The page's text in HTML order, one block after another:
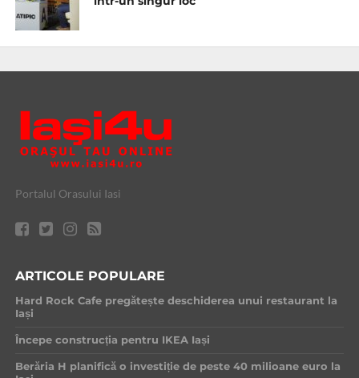
Portalul Orasului Iasi
ARTICOLE POPULARE
Hard Rock Cafe pregătește deschiderea unui restaurant la
Iași
Începe construcția pentru IKEA Iași
Berăria H planifică o investiție de peste 40 milioane euro la